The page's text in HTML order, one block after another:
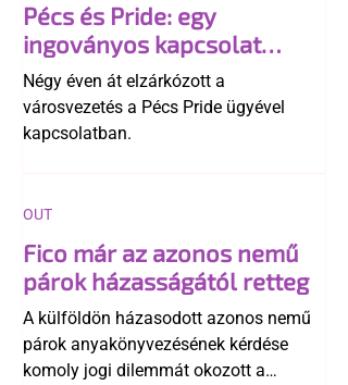
Pécs és Pride: egy
ingoványos kapcsolat
története
Négy éven át elzárkózott a
városvezetés a Pécs Pride ügyével
kapcsolatban.
Fico már az azonos nemű
párok házasságától retteg
A külföldön házasodott azonos nemű
párok anyakönyvezésének kérdése
komoly jogi dilemmát okozott a
OUT